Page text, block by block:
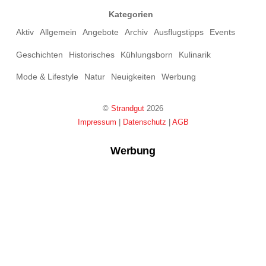
Kategorien
Aktiv
Allgemein Angebote Archiv Ausflugstipps Events
Geschichten Historisches Kühlungsborn Kulinarik
Mode & Lifestyle Natur Neuigkeiten Werbung
© Strandgut 2026
Impressum
Datenschutz AGB
Werbung